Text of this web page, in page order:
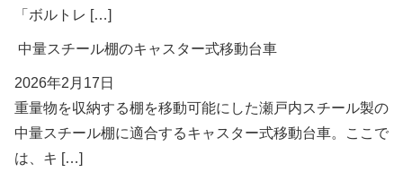
「ボルトレ […]
中量スチール棚のキャスター式移動台車
2026年2月17日
重量物を収納する棚を移動可能にした瀬戸内スチール製の
中量スチール棚に適合するキャスター式移動台車。ここで
は、キ […]